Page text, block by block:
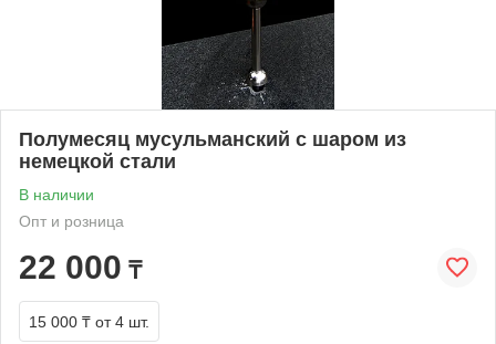
Полумесяц мусульманский с шаром из
немецкой стали
В наличии
Опт и розница
22 000 ₸
15 000 ₸ от 4 шт.